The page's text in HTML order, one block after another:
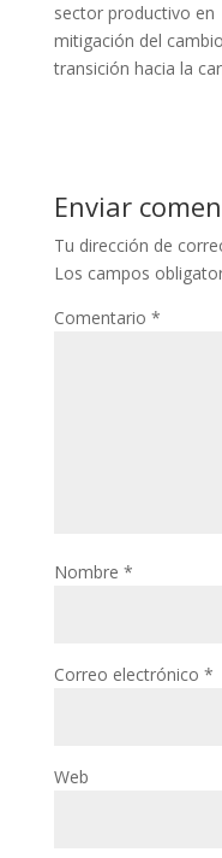
sector productivo
mitigación del
transición hacia la
Enviar
Tu dirección de
Los campos
Comentario *
Nombre *
Correo electrónico *
Web